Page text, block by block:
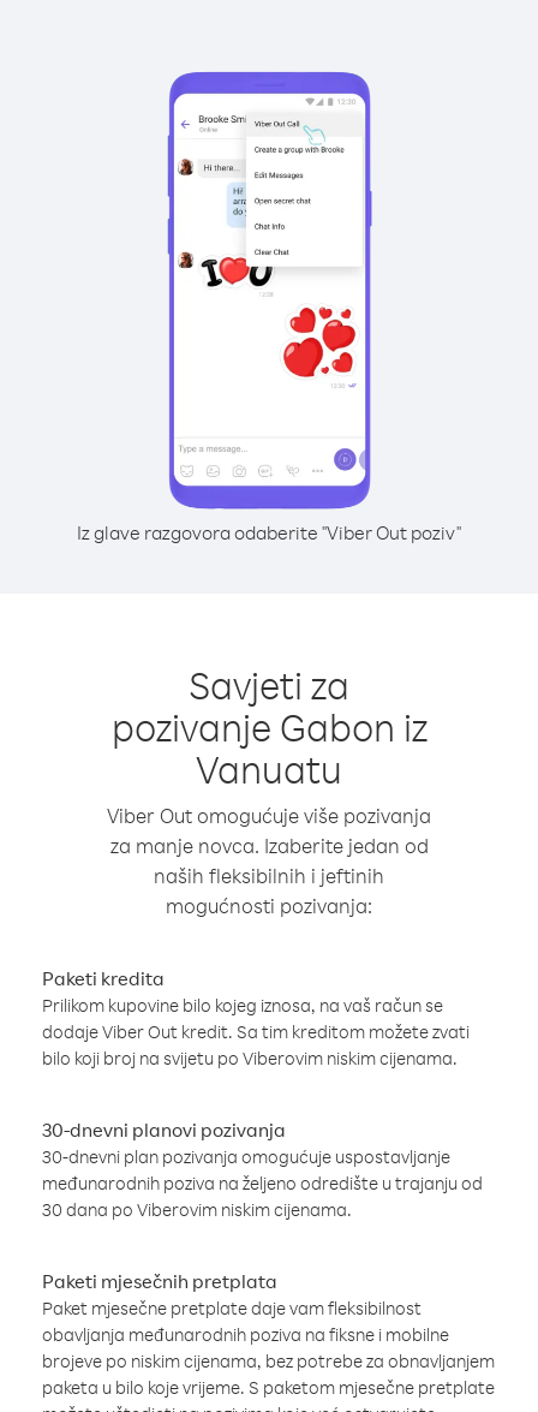
Iz glave razgovora odaberite "Viber Out poziv"
Savjeti za
pozivanje Gabon iz
Vanuatu
Viber Out omogućuje više pozivanja
za manje novca. Izaberite jedan od
naših fleksibilnih i jeftinih
mogućnosti pozivanja:
Paketi kredita
Prilikom kupovine bilo kojeg iznosa, na vaš račun se
dodaje Viber Out kredit. Sa tim kreditom možete zvati
bilo koji broj na svijetu po Viberovim niskim cijenama.
30-dnevni planovi pozivanja
30-dnevni plan pozivanja omogućuje uspostavljanje
međunarodnih poziva na željeno odredište u trajanju od
30 dana po Viberovim niskim cijenama.
Paketi mjesečnih pretplata
Paket mjesečne pretplate daje vam fleksibilnost
obavljanja međunarodnih poziva na fiksne i mobilne
brojeve po niskim cijenama, bez potrebe za obnavljanjem
paketa u bilo koje vrijeme. S paketom mjesečne pretplate